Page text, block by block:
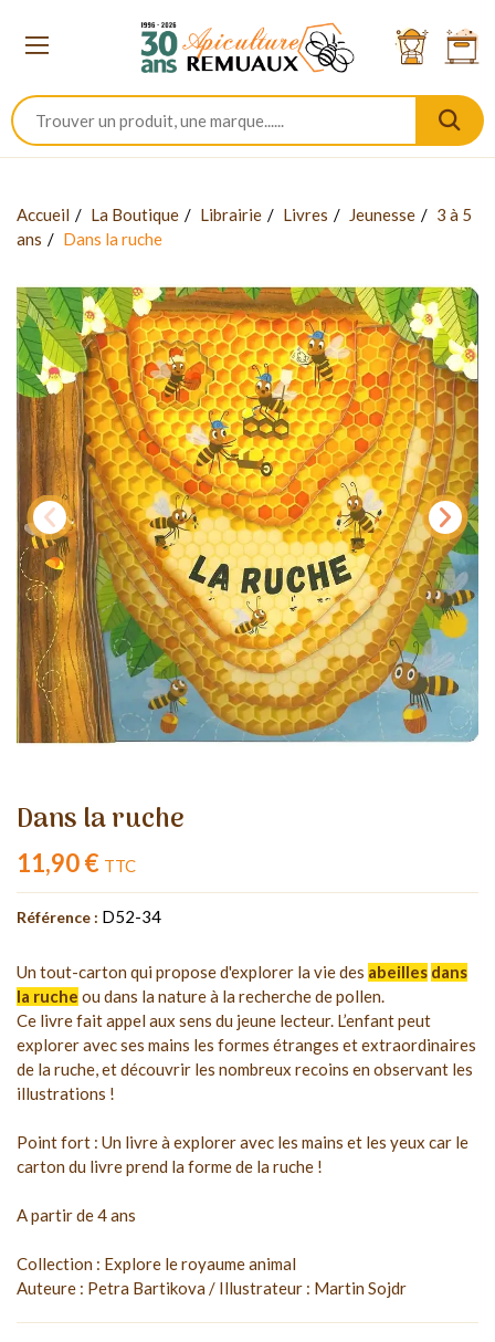
Accueil La Boutique Librairie Livres Jeunesse
3 à 5
ans
Dans la ruche
Dans la ruche
11,90 € TTC
Référence : D52-34
Un tout-carton qui propose d'explorer la vie des abeilles dans
la ruche ou dans la nature à la recherche de pollen.
Ce livre fait appel aux sens du jeune lecteur. L’enfant peut
explorer avec ses mains les formes étranges et extraordinaires
de la ruche, et découvrir les nombreux recoins en observant les
illustrations !
Point fort : Un livre à explorer avec les mains et les yeux car le
carton du livre prend la forme de la ruche !
A partir de 4 ans
Collection : Explore le royaume animal
Auteure : Petra Bartikova / Illustrateur : Martin Sojdr